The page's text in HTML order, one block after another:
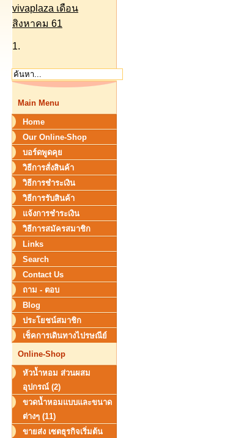
vivaplaza เดือน
สิงหาคม 61
1.
Main Menu
Home
Our Online-Shop
บอร์ดพูดคุย
วิธีการสั่งสินค้า
วิธีการชำระเงิน
วิธีการรับสินค้า
แจ้งการชำระเงิน
วิธีการสมัครสมาชิก
Links
Search
Contact Us
ถาม - ตอบ
Blog
ประโยชน์สมาชิก
เช็คการเดินทางไปรษณีย์
Online-Shop
หัวน้ำหอม ส่วนผสม
อุปกรณ์ (2)
ขวดน้ำหอมแบบและขนาด
ต่างๆ (11)
ขายส่ง เซตธุรกิจเริ่มต้น